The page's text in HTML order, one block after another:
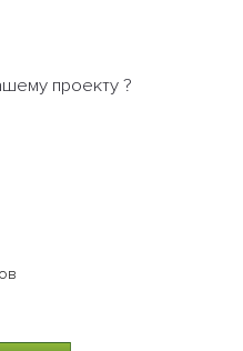
проекту ?